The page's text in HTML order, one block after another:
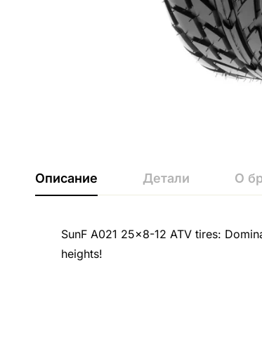
Описание Детали О
SunF A021 25×8-12 ATV tires:
heights!